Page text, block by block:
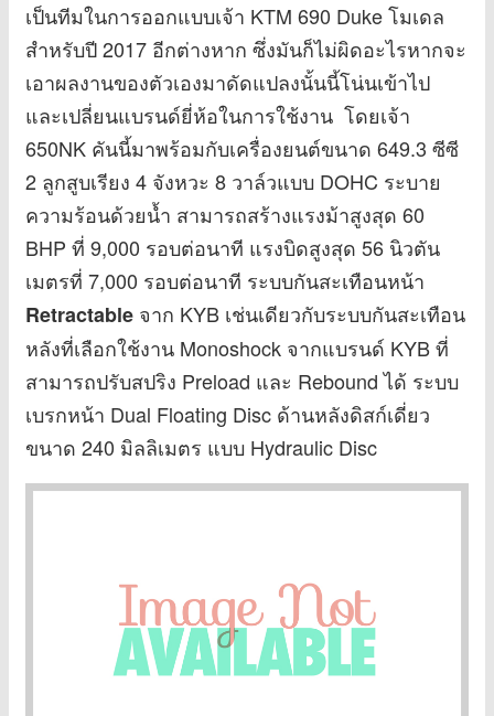
เป็นทีมในการออกแบบเจ้า KTM 690 Duke โมเดล
สำหรับปี 2017 อีกต่างหาก ซึ่งมันก็ไม่ผิดอะไรหากจะ
เอาผลงานของตัวเองมาดัดแปลงนั้นนี้โน่นเข้าไป
และเปลี่ยนแบรนด์ยี่ห้อในการใช้งาน โดยเจ้า
650NK คันนี้มาพร้อมกับเครื่องยนต์ขนาด 649.3 ซีซี
2 ลูกสูบเรียง 4 จังหวะ 8 วาล์วแบบ DOHC ระบาย
ความร้อนด้วยน้ำ สามารถสร้างแรงม้าสูงสุด 60
BHP ที่ 9,000 รอบต่อนาที แรงบิดสูงสุด 56 นิวตัน
เมตรที่ 7,000 รอบต่อนาที ระบบกันสะเทือนหน้า
Retractable จาก KYB เช่นเดียวกับระบบกันสะเทือน
หลังที่เลือกใช้งาน Monoshock จากแบรนด์ KYB ที่
สามารถปรับสปริง Preload และ Rebound ได้ ระบบ
เบรกหน้า Dual Floating Disc ด้านหลังดิสก์เดี่ยว
ขนาด 240 มิลลิเมตร แบบ Hydraulic Disc